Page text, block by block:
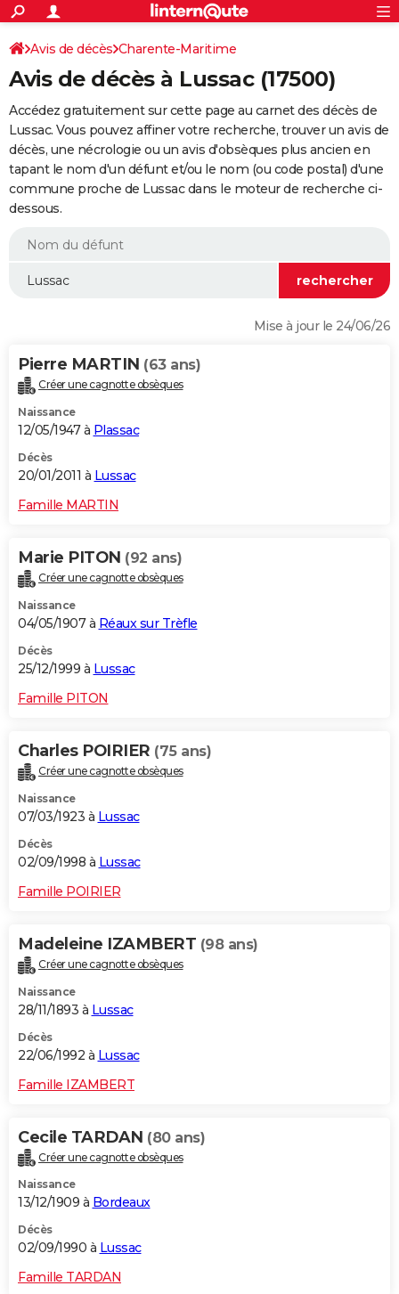
ACTUALITÉS
Politique
Société
Faits Divers
Education
Monde
Villes
+
SPORT
Coupe du monde 2026
Football
Tennis
Cyclisme
Rugby
Forum
Programme TV
TNT
Streaming
Cinéma
Sorties cinéma
Musique
+FINANCE
Retraite
Epargne
Immobilier
Risques naturels par ville
Assurance
AUTO
Essais
Réserver un essai
Citadines
Berlines
SUV
Forum auto
+
HIGH-TECH
BRICOLAGE
WEEK-END
Alimentation
Guide de la santé
Maladies
Médicaments
Sommeil
VOYAGE
Destinations
City break
Voyage nature
Voyage de noces
Forum
Climat
+PHOTO
GUIDES D'ACHAT
Carte de Noël
Carte Bonne année
Carte Saint-Valentin
Carte Pâques
Carte d'anniversaire
DICTIONNAIRE
Dictionnaire
Biographies
Citations
Expressions
Proverbes
PROGRAMME TV
S'inscrire
Se connecter
Lycées
Collèges
Primaires
Universités
Entreprises
Service militaire
Avis de recherche
AVIS DE DÉCÈS
FORUM
Bricolage
Lifestyle
Culture
Sport
Auto
Television
Voyage
Cinema
S'inscrire
Connexion
Avis de décès Charente-Maritime
Avis de décès à Lussac (17500)
Accédez gratuitement sur cette page au carnet des décès de
Lussac. Vous pouvez affiner votre recherche, trouver un avis de
décès, une nécrologie ou un avis d'obsèques plus ancien en
tapant le nom d'un défunt et/ou le nom (ou code postal) d'une
commune proche de Lussac dans le moteur de recherche ci-
dessous.
Mise à jour le 24/06/26
Pierre MARTIN (63 ans)
Créer une cagnotte obsèques
Naissance
12/05/1947 à Plassac
Décès
20/01/2011 à Lussac
Famille MARTIN
Marie PITON (92 ans)
Créer une cagnotte obsèques
Naissance
04/05/1907 à Réaux sur Trèfle
Décès
25/12/1999 à Lussac
Famille PITON
Charles POIRIER (75 ans)
Créer une cagnotte obsèques
Naissance
07/03/1923 à Lussac
Décès
02/09/1998 à Lussac
Famille POIRIER
Madeleine IZAMBERT (98 ans)
Créer une cagnotte obsèques
Naissance
28/11/1893 à Lussac
Décès
22/06/1992 à Lussac
Famille IZAMBERT
Cecile TARDAN (80 ans)
Créer une cagnotte obsèques
Naissance
13/12/1909 à Bordeaux
Décès
02/09/1990 à Lussac
Famille TARDAN